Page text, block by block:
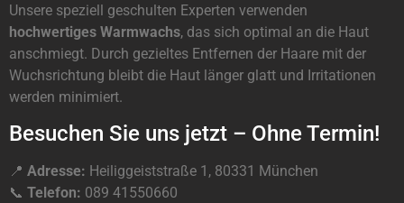
Unsere speziell geschulten Experten verwenden
hochwertiges Warmwachs, das sich optimal an die Haut
anschmiegt. Durch gezieltes Entfernen der Haare mit der
Wuchsrichtung bleibt die Haut länger glatt und Irritationen
werden minimiert.
Besuchen Sie uns jetzt – Ohne Termin!
📍 Adresse: Heiliggeiststraße 1, 80331 München
📞 Telefon: 089 41550660